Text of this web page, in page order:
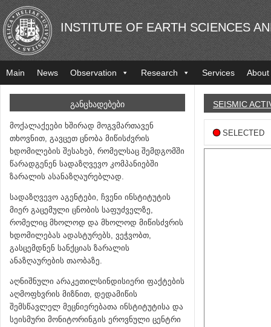
INSTITUTE OF EARTH SCIENCES
Main News Observation Research Services About
ᲒᲐᲜᲪᲮᲐᲓᲔᲑᲔᲑᲘ
მოქალაქეები ხშირად მოგვმართავენ
თხოვნით, გავცეთ ცნობა მიწისძვრის
ხდომილების შესახებ, რომელსაც შემდგომში
წარადგენენ სადაზღვევო კომპანიებში
ზარალის ასანაზღაურებლად.
სადაზღვევო აგენტები, ჩვენი ინსტიტუტის
მიერ გაცემული ცნობის საფუძველზე,
რომელიც მხოლოდ და მხოლოდ მიწისძვრის
ხდომილებას ადასტურებს, ვეჭვობთ,
გასცემდნენ სანქციას ზარალის
ანაზღაურების თაობაზე.
აღნიშნული არაკეთილსინდისიერი ფაქტების
აღმოფხვრის მიზნით, დედამიწის
შემსწავლელ მეცნიერებათა ინსტიტუტისა და
სეისმური მონიტორინგის ეროვნული ცენტრი
SEISMIC
SELECTED